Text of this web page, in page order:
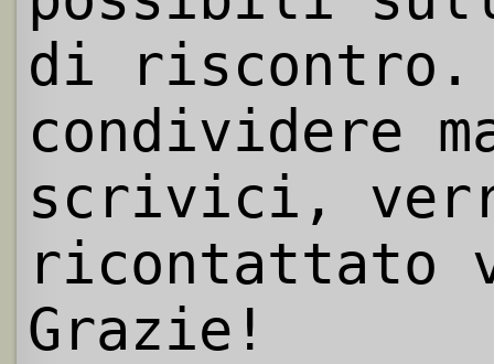
di riscontro.
condividere
scrivici,
ricontattato
Grazie!